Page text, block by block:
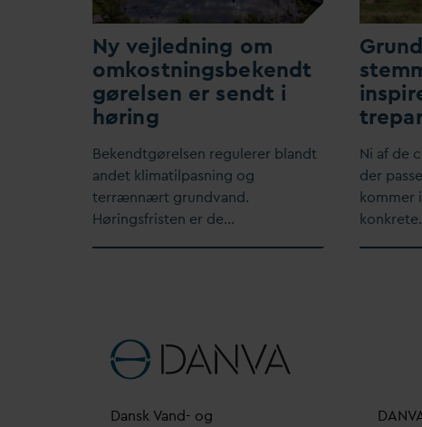
Ny vejledning om
omkostningsbekendt
gørelsen er sendt i
høring
Bekendtgørelsen regulerer blandt
andet klimatilpasning og
terrænnært grundvand.
Høringsfristen er de…
Grund
​Ni af de
der
kommer
Dansk Vand- og DANV